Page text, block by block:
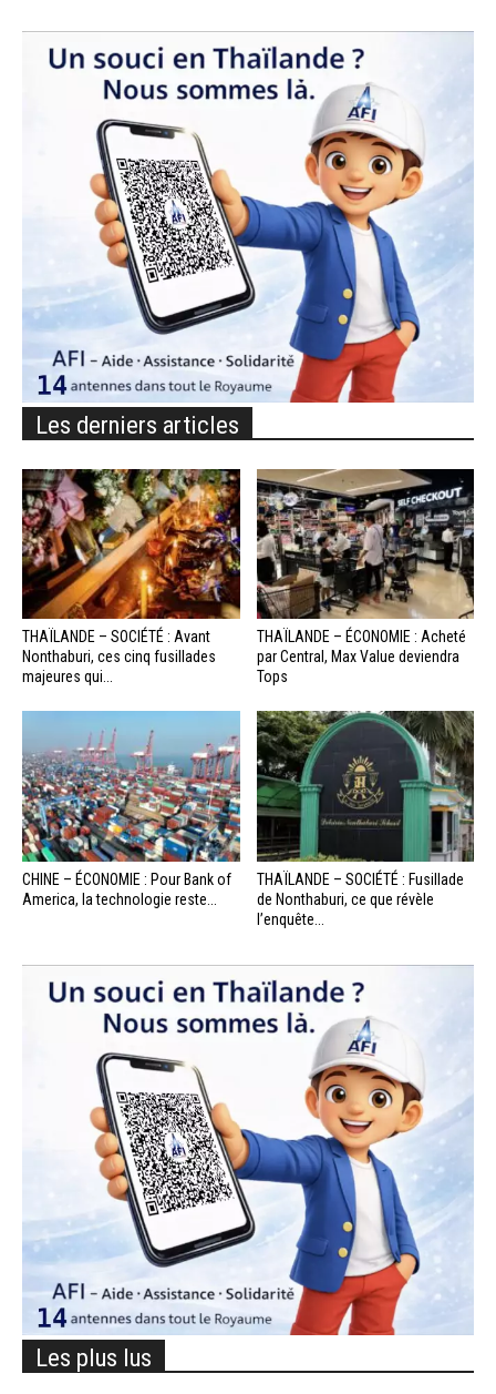
Les derniers articles
THAÏLANDE – SOCIÉTÉ : Avant
Nonthaburi, ces cinq fusillades
majeures qui...
THAÏLANDE – ÉCONOMIE : Acheté
par Central, Max Value deviendra
Tops
CHINE – ÉCONOMIE : Pour Bank of
America, la technologie reste...
THAÏLANDE – SOCIÉTÉ : Fusillade
de Nonthaburi, ce que révèle
l’enquête...
Les plus lus